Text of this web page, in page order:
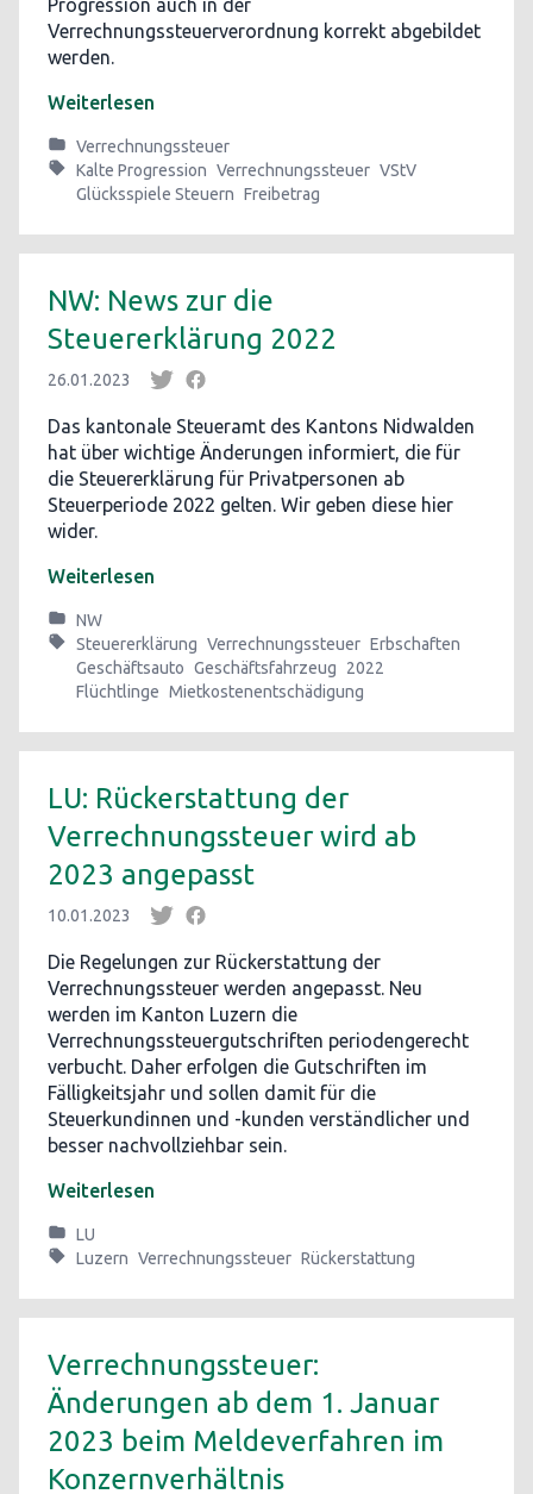
Progression auch in der
Verrechnungssteuerverordnung korrekt abgebildet
werden.
Weiterlesen
Verrechnungssteuer
Kalte Progression Verrechnungssteuer VStV
Glücksspiele Steuern Freibetrag
NW: News zur die
Steuererklärung 2022
26.01.2023
Das kantonale Steueramt des Kantons Nidwalden
hat über wichtige Änderungen informiert, die für
die Steuererklärung für Privatpersonen ab
Steuerperiode 2022 gelten. Wir geben diese hier
wider.
Weiterlesen
NW
Steuererklärung Verrechnungssteuer Erbschaften
Geschäftsauto Geschäftsfahrzeug
2022
Flüchtlinge Mietkostenentschädigung
LU: Rückerstattung der
Verrechnungssteuer wird ab
2023 angepasst
10.01.2023
Die Regelungen zur Rückerstattung der
Verrechnungssteuer werden angepasst. Neu
werden im Kanton Luzern die
Verrechnungssteuergutschriften periodengerecht
verbucht. Daher erfolgen die Gutschriften im
Fälligkeitsjahr und sollen damit für die
Steuerkundinnen und -kunden verständlicher und
besser nachvollziehbar sein.
Weiterlesen
LU
Luzern Verrechnungssteuer Rückerstattung
Verrechnungssteuer:
Änderungen ab dem 1. Januar
2023 beim Meldeverfahren im
Konzernverhältnis